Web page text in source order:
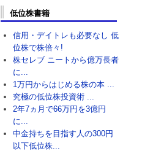
低位株書籍
信用・デイトレも必要なし 低
位株で株倍々!
株セレブ ニートから億万長者
に...
1万円からはじめる株の本 ...
究極の低位株投資術 ...
2年7ヵ月で66万円を3億円
に...
中金持ちを目指す人の300円
以下低位株...